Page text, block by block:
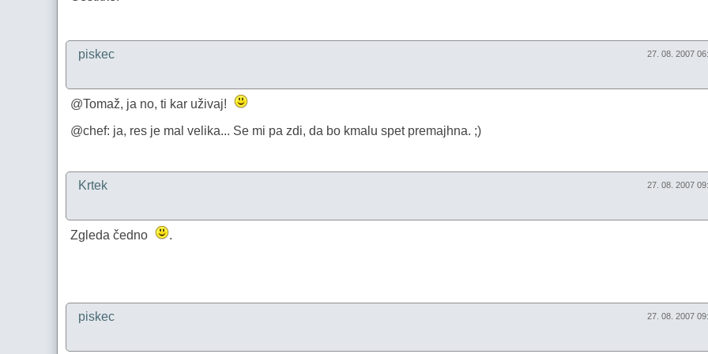
piskec 27. 08. 2007
@Tomaž, ja no, ti kar uživaj!
@chef: ja, res je mal velika... Se mi pa zdi, da bo kmalu spet premajhna. ;)
Krtek 27. 08. 2007
Zgleda čedno .
piskec 27. 08. 2007